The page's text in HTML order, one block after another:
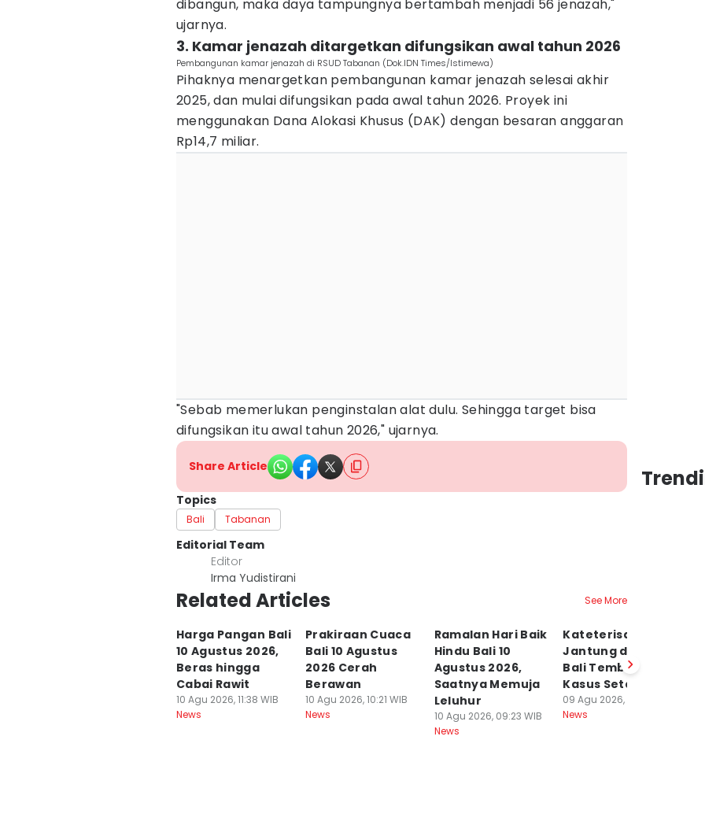
dibangun, maka daya tampungnya bertambah menjadi 56 jenazah,"
ujarnya.
3. Kamar jenazah ditargetkan difungsikan awal tahun 2026
Pembangunan kamar jenazah di RSUD Tabanan (Dok.IDN Times/Istimewa)
Pihaknya menargetkan pembangunan kamar jenazah selesai akhir
2025, dan mulai difungsikan pada awal tahun 2026. Proyek ini
menggunakan Dana Alokasi Khusus (DAK) dengan besaran anggaran
Rp14,7 miliar.
"Sebab memerlukan penginstalan alat dulu. Sehingga target bisa
difungsikan itu awal tahun 2026," ujarnya.
Share Article
Topics
Bali Tabanan
Editorial Team
Editor
Irma Yudistirani
Related Articles See More
Harga Pangan Bali
10 Agustus 2026,
Beras hingga
Cabai Rawit
10 Agu 2026, 11:38 WIB
News
Prakiraan Cuaca
Bali 10 Agustus
2026 Cerah
Berawan
10 Agu 2026, 10:21 WIB
News
Ramalan Hari Baik
Hindu Bali 10
Agustus 2026,
Saatnya Memuja
Leluhur
10 Agu 2026, 09:23 WIB
News
Kateterisasi
Jantung di Siloam
Bali Tembus 2.400
Kasus Setahun
09 Agu 2026, 12:50 WIB
News